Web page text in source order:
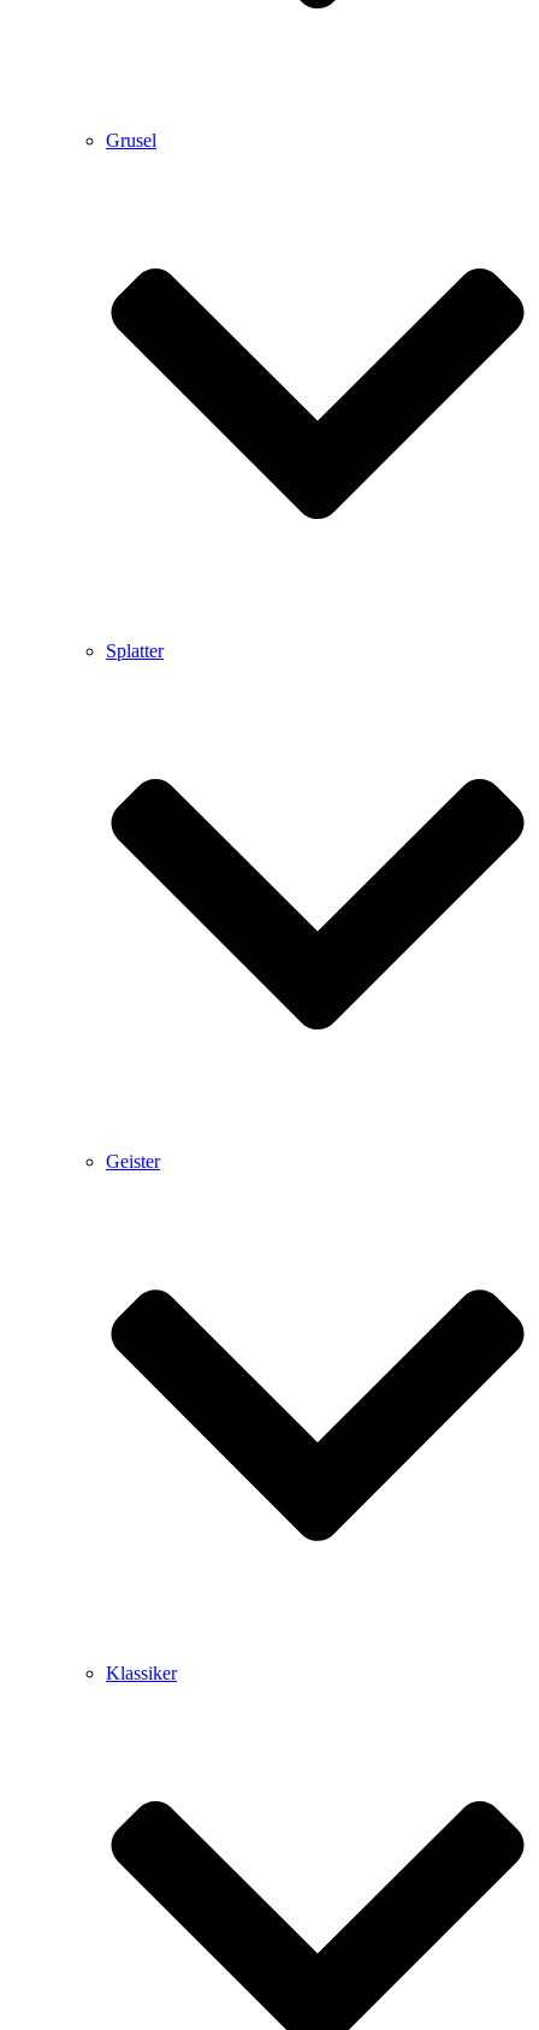
Grusel
Splatter
Geister
Klassiker